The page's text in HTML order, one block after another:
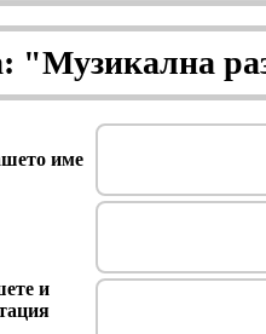
"Музикална
име
и